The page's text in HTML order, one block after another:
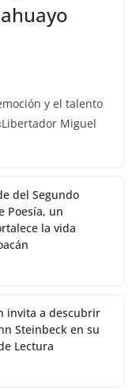
y el talento
Miguel
del Segundo
Poesía, un
la vida
invita a descubrir
Steinbeck en su
Lectura